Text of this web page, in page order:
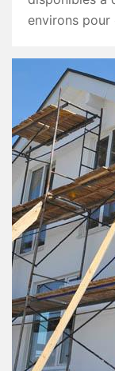
environs